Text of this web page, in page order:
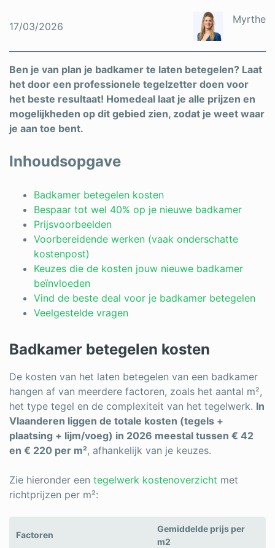
Vloeren
Vochtbestrijding
Warmtepomp
Zonwering
Bent u een vakspecialist?
Log in
17/03/2026
Myrthe
Ben je van plan je badkamer te laten betegelen? Laat
het door een professionele tegelzetter doen voor
het beste resultaat! Homedeal laat je alle prijzen en
mogelijkheden op dit gebied zien, zodat je weet waar
je aan toe bent.
Inhoudsopgave
Badkamer betegelen kosten
Bespaar tot wel 40% op je nieuwe badkamer
Prijsvoorbeelden
Voorbereidende werken (vaak onderschatte
kostenpost)
Keuzes die de kosten jouw nieuwe badkamer
beïnvloeden
Vind de beste deal voor je badkamer betegelen
Veelgestelde vragen
Badkamer betegelen kosten
De kosten van het laten betegelen van een badkamer
hangen af van meerdere factoren, zoals het aantal m²,
het type tegel en de complexiteit van het tegelwerk. In
Vlaanderen liggen de totale kosten (tegels +
plaatsing + lijm/voeg) in 2026 meestal tussen € 42
en € 220 per m², afhankelijk van je keuzes.
Zie hieronder een tegelwerk kostenoverzicht met
richtprijzen per m²:
Factoren
Gemiddelde prijs per
m2